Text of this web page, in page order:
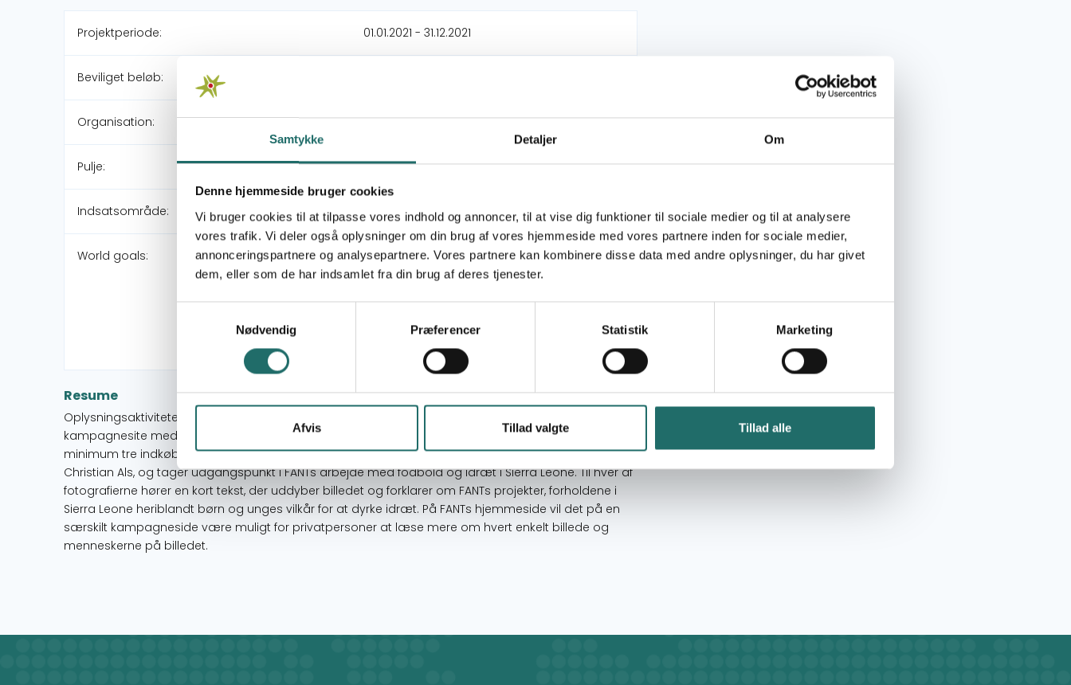
Samtykke Detaljer Om
Denne hjemmeside bruger cookies
Vi bruger cookies til at tilpasse vores indhold og annoncer, til at vise dig funktioner til sociale medier og til at analysere
vores trafik. Vi deler også oplysninger om din brug af vores hjemmeside med vores partnere inden for sociale medier,
annonceringspartnere og analysepartnere. Vores partnere kan kombinere disse data med andre oplysninger, du har givet
dem, eller som de har indsamlet fra din brug af deres tjenester.
Nødvendig
Præferencer Statistik Marketing
Afvis Tillad valgte Tillad alle
Projektperiode: 01.01.2021 - 31.12.2021
Beviliget beløb:
Organisation: For a new tomorrow (FANT)
Pulje: Oplysningspuljen
Indsatsområde: Oplysningsaktivitet
World goals:
Mål 3: Sundhed og trivsel
Mål 5: Ligestilling mellem kønnene
institutioner
Mål 17: Partnerskaber for handling
Resume
Oplysningsaktiviteten består af en fotoudstilling bestående af 10 billeder, 10 mindre billedtekster, et
kampagnesite med yderligere information samt en SoMe kampagne. Udstillingen skal vises i
minimum tre indkøbscentre i Danmark. Fotografierne bliver taget og redigeret af fotografen
Christian Als, og tager udgangspunkt i FANTs arbejde med fodbold og idræt i Sierra Leone. Til hver af
fotografierne hører en kort tekst, der uddyber billedet og forklarer om FANTs projekter, forholdene i
Sierra Leone heriblandt børn og unges vilkår for at dyrke idræt. På FANTs hjemmeside vil det på en
særskilt kampagneside være muligt for privatpersoner at læse mere om hvert enkelt billede og
menneskerne på billedet.